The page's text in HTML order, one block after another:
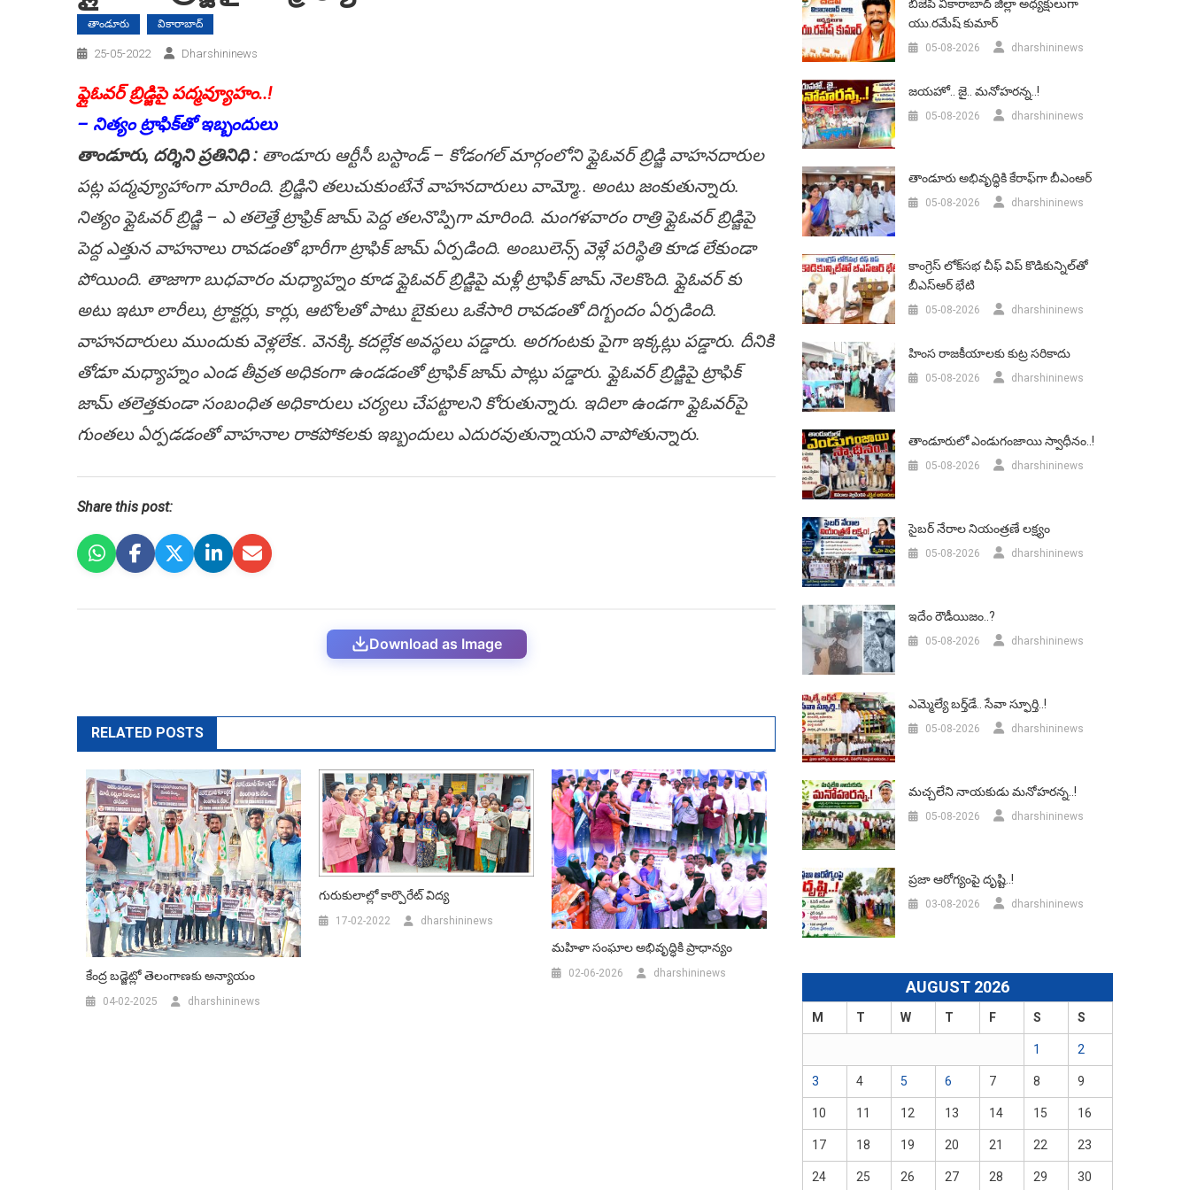
తాండూరు వికారాబాద్
25-05-2022 Dharshininews
ఫ్లైఓవ‌ర్ బ్రిడ్జిపై ప‌ద్మ‌వ్యూహం..!
– నిత్యం ట్రాఫిక్‌తో ఇబ్బందులు
తాండూరు, ద‌ర్శిని ప్ర‌తినిధి : తాండూరు ఆర్టీసీ బస్టాండ్ – కోడంగల్ మార్గంలోని ఫ్లైఓవర్ బ్రిడ్జి వాహ‌న‌దారుల
ప‌ట్ల ప‌ద్మ‌వ్యూహాంగా మారింది. బ్రిడ్జిని త‌లుచుకుంటేనే వాహనదారులు వామ్మో.. అంటు జంకుతున్నారు.
నిత్యం ఫ్లైఓవర్ బ్రిడ్జి – ఎ తలెత్తే ట్రాఫ్రిక్ జామ్ పెద్ద తలనొప్పిగా మారింది. మంగళవారం రాత్రి ఫ్లైఓవర్ బ్రిడ్జిపై
పెద్ద ఎత్తున వాహనాలు రావడంతో భారీగా ట్రాఫిక్ జామ్ ఏర్పడింది. అంబులెన్స్ వెళ్లే ప‌రిస్థితి కూడ లేకుండా
పోయింది. తాజాగా బుధవారం మధ్యాహ్నం కూడ ఫ్లైఓవర్ బ్రిడ్జిపై మళ్లీ ట్రాఫిక్ జామ్ నెలకొంది. ఫ్లైఓవర్ కు
అటు ఇటూ లారీలు, ట్రాక్టర్లు, కార్లు, ఆటోలతో పాటు బైకులు ఒకేసారి రావడంతో దిగ్బందం ఏర్పడింది.
వాహనదారులు ముందుకు వెళ్లలేక.. వెనక్కి కదల్లేక అవ‌స్థ‌లు పడ్డారు. అరగంటకు పైగా ఇక్కట్లు పడ్డారు. దీనికి
తోడూ మధ్యాహ్నం ఎండ తీవ్రత అధికంగా ఉండడంతో ట్రాఫిక్ జామ్ పాట్లు పడ్డారు. ఫ్లైఓవర్ బ్రిడ్జిపై ట్రాఫిక్
జామ్ తలెత్తకుండా సంబంధిత అధికారులు చర్యలు చేపట్టాలని కోరుతున్నారు. ఇదిలా ఉండ‌గా ఫ్లైఓవ‌ర్‌పై
గుంత‌లు ఏర్ప‌డ‌డంతో వాహ‌నాల రాక‌పోక‌ల‌కు ఇబ్బందులు ఎదుర‌వుతున్నాయ‌ని వాపోతున్నారు.
Share this post:
Download as Image
RELATED POSTS
కేంద్ర బడ్జెట్లో తెలంగాణకు అన్యాయం
04-02-2025 dharshininews
గురుకులాల్లో కార్పొరేట్ విద్య
17-02-2022 dharshininews
మహిళా సంఘాల అభివృద్ధికి ప్రాధాన్యం
02-06-2026 dharshininews
బీజేపీ వికారాబాద్‌ జిల్లా అధ్యక్షులుగా
యు.రమేష్‌ కుమార్
05-08-2026 dharshininews
జయహో.. జై.. మనోహరన్న..!
05-08-2026 dharshininews
తాండూరు అభివృద్ధికి కేరాఫ్‌గా బీఎంఆర్‌
05-08-2026 dharshininews
కాంగ్రెస్ లోక్‌సభ చీఫ్ విప్ కొడికున్నిల్‌తో
బీఎస్‌ఆర్‌ భేటి
05-08-2026 dharshininews
హింస రాజకీయాలకు కుట్ర సరికాదు
05-08-2026 dharshininews
తాండూరులో ఎండుగంజాయి స్వాధీనం..!
05-08-2026 dharshininews
సైబర్ నేరాల నియంత్రణే లక్ష్యం
05-08-2026 dharshininews
ఇదేం రౌడీయిజం..?
05-08-2026 dharshininews
ఎమ్మెల్యే బర్త్‌డే.. సేవా స్ఫూర్తి..!
05-08-2026 dharshininews
మచ్చలేని నాయకుడు మనోహరన్న..!
05-08-2026 dharshininews
ప్రజా ఆరోగ్యంపై దృష్టి..!
03-08-2026 dharshininews
AUGUST 2026
M T W T F S S
1 2
3 4 5 6 7 8 9
10 11 12 13 14 15 16
17 18 19 20 21 22 23
24 25 26 27 28 29 30